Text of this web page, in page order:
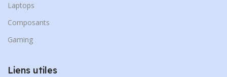
Laptops
Composants
Gaming
Liens utiles